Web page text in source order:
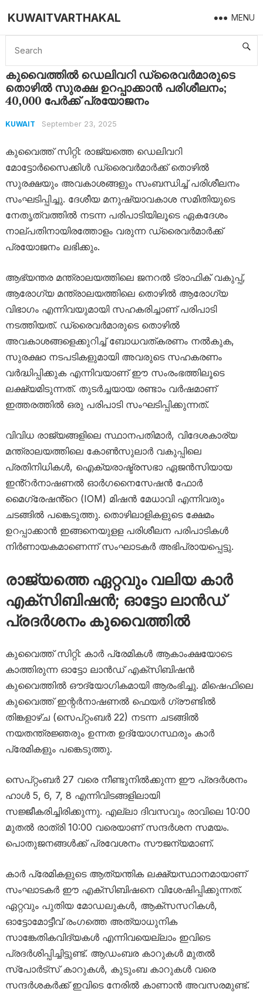
KUWAITVARTHAKAL MENU
Home Kuwait കുവൈത്തിൽ ഡെലിവറി ഡ്രൈവർമാരുടെ തൊഴിൽ സുരക്ഷ ഉറപ്പാക്കാൻ പരിശീലനം; 40,000 പേർക്ക് പ്രയോജനം
കുവൈത്തിൽ ഡെലിവറി ഡ്രൈവർമാരുടെ
തൊഴിൽ സുരക്ഷ ഉറപ്പാക്കാൻ പരിശീലനം;
40,000 പേർക്ക് പ്രയോജനം
KUWAIT September 23, 2025
കുവൈത്ത് സിറ്റി: രാജ്യത്തെ ഡെലിവറി
മോട്ടോർസൈക്കിൾ ഡ്രൈവർമാർക്ക് തൊഴിൽ
സുരക്ഷയും അവകാശങ്ങളും സംബന്ധിച്ച് പരിശീലനം
സംഘടിപ്പിച്ചു. ദേശീയ മനുഷ്യാവകാശ സമിതിയുടെ
നേതൃത്വത്തിൽ നടന്ന പരിപാടിയിലൂടെ ഏകദേശം
നാല്പതിനായിരത്തോളം വരുന്ന ഡ്രൈവർമാർക്ക്
പ്രയോജനം ലഭിക്കും.
ആഭ്യന്തര മന്ത്രാലയത്തിലെ ജനറൽ ട്രാഫിക് വകുപ്പ്,
ആരോഗ്യ മന്ത്രാലയത്തിലെ തൊഴിൽ ആരോഗ്യ
വിഭാഗം എന്നിവയുമായി സഹകരിച്ചാണ് പരിപാടി
നടത്തിയത്. ഡ്രൈവർമാരുടെ തൊഴിൽ
അവകാശങ്ങളെക്കുറിച്ച് ബോധവത്കരണം നൽകുക,
സുരക്ഷാ നടപടികളുമായി അവരുടെ സഹകരണം
വർദ്ധിപ്പിക്കുക എന്നിവയാണ് ഈ സംരംഭത്തിലൂടെ
ലക്ഷ്യമിടുന്നത്. തുടർച്ചയായ രണ്ടാം വർഷമാണ്
ഇത്തരത്തിൽ ഒരു പരിപാടി സംഘടിപ്പിക്കുന്നത്.
വിവിധ രാജ്യങ്ങളിലെ സ്ഥാനപതിമാർ, വിദേശകാര്യ
മന്ത്രാലയത്തിലെ കോൺസുലാർ വകുപ്പിലെ
പ്രതിനിധികൾ, ഐക്യരാഷ്ട്രസഭാ ഏജൻസിയായ
ഇൻ്റർനാഷണൽ ഓർഗനൈസേഷൻ ഫോർ
മൈഗ്രേഷൻ്റെ (IOM) മിഷൻ മേധാവി എന്നിവരും
ചടങ്ങിൽ പങ്കെടുത്തു. തൊഴിലാളികളുടെ ക്ഷേമം
ഉറപ്പാക്കാൻ ഇങ്ങനെയുളള പരിശീലന പരിപാടികൾ
നിർണായകമാണെന്ന് സംഘാടകർ അഭിപ്രായപ്പെട്ടു.
രാജ്യത്തെ ഏറ്റവും വലിയ കാർ
എക്സിബിഷൻ; ഓട്ടോ ലാൻഡ്
പ്രദർശനം കുവൈത്തിൽ
കുവൈത്ത് സിറ്റി: കാർ പ്രേമികൾ ആകാംക്ഷയോടെ
കാത്തിരുന്ന ഓട്ടോ ലാൻഡ് എക്‌സിബിഷൻ
കുവൈത്തിൽ ഔദ്യോഗികമായി ആരംഭിച്ചു. മിഷെഫിലെ
കുവൈത്ത് ഇന്റർനാഷണൽ ഫെയർ ഗ്രൗണ്ടിൽ
തിങ്കളാഴ്ച (സെപ്റ്റംബർ 22) നടന്ന ചടങ്ങിൽ
നയതന്ത്രജ്ഞരും ഉന്നത ഉദ്യോഗസ്ഥരും കാർ
പ്രേമികളും പങ്കെടുത്തു.
സെപ്റ്റംബർ 27 വരെ നീണ്ടുനിൽക്കുന്ന ഈ പ്രദർശനം
ഹാൾ 5, 6, 7, 8 എന്നിവിടങ്ങളിലായി
സജ്ജീകരിച്ചിരിക്കുന്നു. എല്ലാ ദിവസവും രാവിലെ 10:00
മുതൽ രാത്രി 10:00 വരെയാണ് സന്ദർശന സമയം.
പൊതുജനങ്ങൾക്ക് പ്രവേശനം സൗജന്യമാണ്.
കാർ പ്രേമികളുടെ ആത്യന്തിക ലക്ഷ്യസ്ഥാനമായാണ്
സംഘാടകർ ഈ എക്‌സിബിഷനെ വിശേഷിപ്പിക്കുന്നത്.
ഏറ്റവും പുതിയ മോഡലുകൾ, ആക്സസറികൾ,
ഓട്ടോമോട്ടീവ് രംഗത്തെ അത്യാധുനിക
സാങ്കേതികവിദ്യകൾ എന്നിവയെല്ലാം ഇവിടെ
പ്രദർശിപ്പിച്ചിട്ടുണ്ട്. ആഡംബര കാറുകൾ മുതൽ
സ്പോർട്സ് കാറുകൾ, കുടുംബ കാറുകൾ വരെ
സന്ദർശകർക്ക് ഇവിടെ നേരിൽ കാണാൻ അവസരമുണ്ട്.